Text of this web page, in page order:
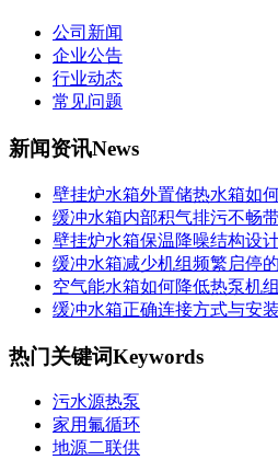
公司新闻
企业公告
行业动态
常见问题
新闻资讯News
壁挂炉水箱外置储热水箱如
缓冲水箱内部积气排污不畅
壁挂炉水箱保温降噪结构设
缓冲水箱减少机组频繁启停
空气能水箱如何降低热泵机
缓冲水箱正确连接方式与安
热门关键词Keywords
污水源热泵
家用氟循环
地源二联供